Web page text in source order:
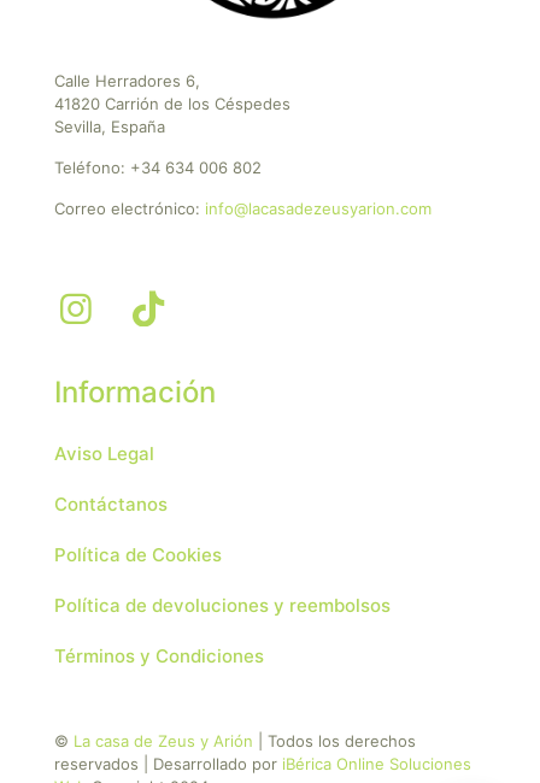
Calle Herradores 6,
41820 Carrión de los Céspedes
Sevilla, España
Teléfono: +34 634 006 802
Correo electrónico: info@lacasadezeusyarion.com
Información
Aviso Legal
Contáctanos
Política de Cookies
Política de devoluciones y reembolsos
Términos y Condiciones
© La casa de Zeus y Arión | Todos los derechos
reservados | Desarrollado por iBérica Online Soluciones